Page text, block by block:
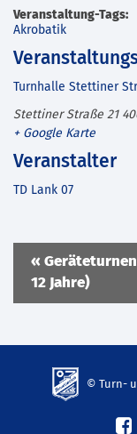
Veranstaltung-Tags:
Akrobatik
Turnhalle Stettiner
Stettiner Straße 21
+ Google Karte
Veranstalter
TD Lank 07
Veranstaltung
Navigation
«
12 Jahre)
© Turn-